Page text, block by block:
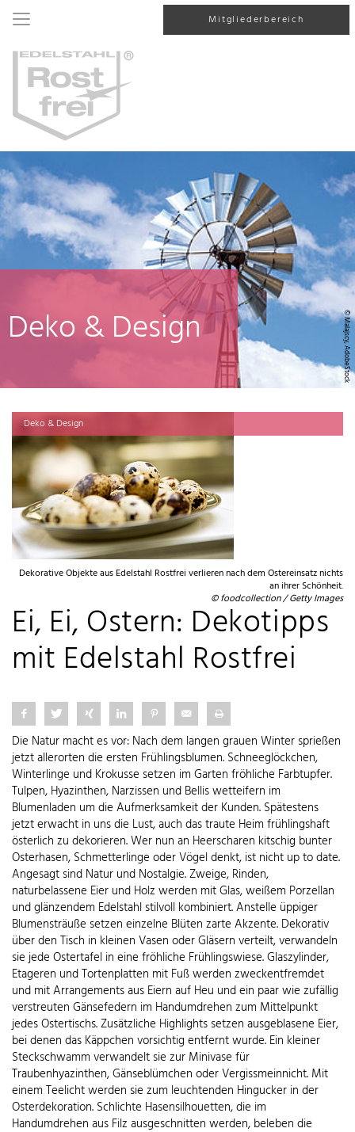
Mitgliederbereich
© Malajscy, AdobeStock
Deko & Design
Deko & Design
Dekorative Objekte aus Edelstahl Rostfrei verlieren nach dem Ostereinsatz nichts
an ihrer Schönheit.
© foodcollection / Getty Images
Ei, Ei, Ostern: Dekotipps
mit Edelstahl Rostfrei
Die Natur macht es vor: Nach dem langen grauen Winter sprießen
jetzt allerorten die ersten Frühlingsblumen. Schneeglöckchen,
Winterlinge und Krokusse setzen im Garten fröhliche Farbtupfer.
Tulpen, Hyazinthen, Narzissen und Bellis wetteifern im
Blumenladen um die Aufmerksamkeit der Kunden. Spätestens
jetzt erwacht in uns die Lust, auch das traute Heim frühlingshaft
österlich zu dekorieren. Wer nun an Heerscharen kitschig bunter
Osterhasen, Schmetterlinge oder Vögel denkt, ist nicht up to date.
Angesagt sind Natur und Nostalgie. Zweige, Rinden,
naturbelassene Eier und Holz werden mit Glas, weißem Porzellan
und glänzendem Edelstahl stilvoll kombiniert. Anstelle üppiger
Blumensträuße setzen einzelne Blüten zarte Akzente. Dekorativ
über den Tisch in kleinen Vasen oder Gläsern verteilt, verwandeln
sie jede Ostertafel in eine fröhliche Frühlingswiese. Glaszylinder,
Etageren und Tortenplatten mit Fuß werden zweckentfremdet
und mit Arrangements aus Eiern auf Heu und ein paar wie zufällig
verstreuten Gänsefedern im Handumdrehen zum Mittelpunkt
jedes Ostertischs. Zusätzliche Highlights setzen ausgeblasene Eier,
bei denen das Käppchen vorsichtig entfernt wurde. Ein kleiner
Steckschwamm verwandelt sie zur Minivase für
Traubenhyazinthen, Gänseblümchen oder Vergissmeinnicht. Mit
einem Teelicht werden sie zum leuchtenden Hingucker in der
Osterdekoration. Schlichte Hasensilhouetten, die im
Handumdrehen aus Filz ausgeschnitten werden, beleben die